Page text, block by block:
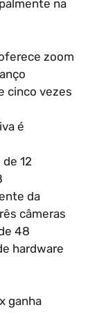
na
zoom
cinco vezes
é
12
da
câmeras
48
hardware
ganha